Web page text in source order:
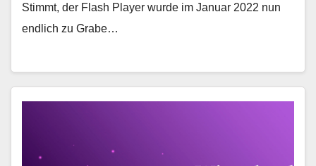
Stimmt, der Flash Player wurde im Januar 2022 nun
endlich zu Grabe…